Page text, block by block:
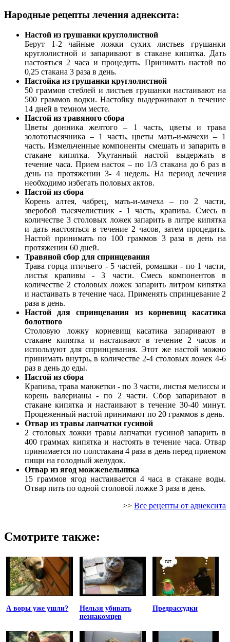
Народные рецепты лечения аднексита:
Настой из грушанки круглолистной
Берут 1-2 чайные ложки сухих листьев грушанки
круглолистной и запаривают в стакане кипятка. Дать
настояться 2 часа и процедить. Принимать настой по
0,25 стакана 3 раза в день.
Настойка из грушанки круглолистной
50 граммов стеблей и листьев грушанки настаивают на
500 граммов водки. Настойку выдерживают в течение
14 дней в темном месте.
Настой из травяного сбора
Цветы донника желтого – 1 часть, цветы и трава
золототысячника – 1 часть, цветы мать-и-мачехи – 1
часть. Измельченные компоненты смешать и запарить в
стакане кипятка. Укутанный настой выдержать в
течение часа. Прием настоя – по 1/3 стакана до 6 раз в
день на протяжении 3- 4 недель. На период лечения
необходимо избегать половых актов.
Настой из сбора
Корень алтея, чабрец, мать-и-мачеха – по 2 части,
зверобой тысячелистник - 1 часть, крапива. Смесь в
количестве 3 столовых ложек запарить в литре кипятка
и дать настояться в течение 2 часов, затем процедить.
Настой принимать по 100 граммов 3 раза в день на
протяжении 60 дней.
Травяной сбор для спринцевания
Трава горца птичьего - 5 частей, ромашки - по 1 части,
листья крапивы - 3 части. Смесь компонентов в
количестве 2 столовых ложек запарить литром кипятка
и настаивать в течение часа. Применять спринцевание 2
раза в день.
Настой для спринцевания из корневищ касатика
болотного
Столовую ложку корневищ касатика запаривают в
стакане кипятка и настаивают в течение 2 часов и
используют для спринцевания. Этот же настой можно
принимать внутрь, в количестве 2-4 столовых ложек 4-6
раз в день до еды.
Настой из сбора
Крапива, трава манжетки - по 3 части, листья мелиссы и
корень валерианы - по 2 части. Сбор запаривают в
стакане кипятка и настаивают в течение 30-40 минут.
Процеженный настой принимают по 20 граммов в день.
Отвар из травы лапчатки гусиной
2 столовых ложки травы лапчатки гусиной запарить в
400 граммах кипятка и настоять в течение часа. Отвар
принимается по полстакана 4 раза в день перед приемом
пищи на голодный желудок.
Отвар из ягод можжевельника
15 граммов ягод настаивается 4 часа в стакане воды.
Отвар пить по одной столовой ложке 3 раза в день.
>> Все рецепты от аднексита
Смотрите также:
А воры уже ушли?
Нельзя убивать
незнакомцев
Предрассудки